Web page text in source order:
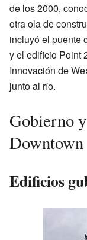
de los 2000,
otra ola de
incluyó el puente
y el edificio Point
Innovación de
junto al río.
Gobierno
Downtown
Edificios